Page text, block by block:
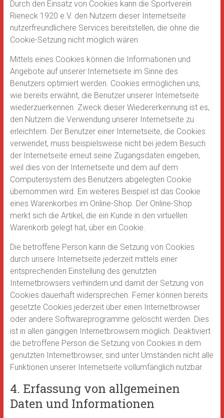
Durch den Einsatz von Cookies kann die Sportverein
Rieneck 1920 e.V. den Nutzern dieser Internetseite
nutzerfreundlichere Services bereitstellen, die ohne die
Cookie-Setzung nicht möglich wären.
Mittels eines Cookies können die Informationen und
Angebote auf unserer Internetseite im Sinne des
Benutzers optimiert werden. Cookies ermöglichen uns,
wie bereits erwähnt, die Benutzer unserer Internetseite
wiederzuerkennen. Zweck dieser Wiedererkennung ist es,
den Nutzern die Verwendung unserer Internetseite zu
erleichtern. Der Benutzer einer Internetseite, die Cookies
verwendet, muss beispielsweise nicht bei jedem Besuch
der Internetseite erneut seine Zugangsdaten eingeben,
weil dies von der Internetseite und dem auf dem
Computersystem des Benutzers abgelegten Cookie
übernommen wird. Ein weiteres Beispiel ist das Cookie
eines Warenkorbes im Online-Shop. Der Online-Shop
merkt sich die Artikel, die ein Kunde in den virtuellen
Warenkorb gelegt hat, über ein Cookie.
Die betroffene Person kann die Setzung von Cookies
durch unsere Internetseite jederzeit mittels einer
entsprechenden Einstellung des genutzten
Internetbrowsers verhindern und damit der Setzung von
Cookies dauerhaft widersprechen. Ferner können bereits
gesetzte Cookies jederzeit über einen Internetbrowser
oder andere Softwareprogramme gelöscht werden. Dies
ist in allen gängigen Internetbrowsern möglich. Deaktiviert
die betroffene Person die Setzung von Cookies in dem
genutzten Internetbrowser, sind unter Umständen nicht alle
Funktionen unserer Internetseite vollumfänglich nutzbar.
4. Erfassung von allgemeinen
Daten und Informationen